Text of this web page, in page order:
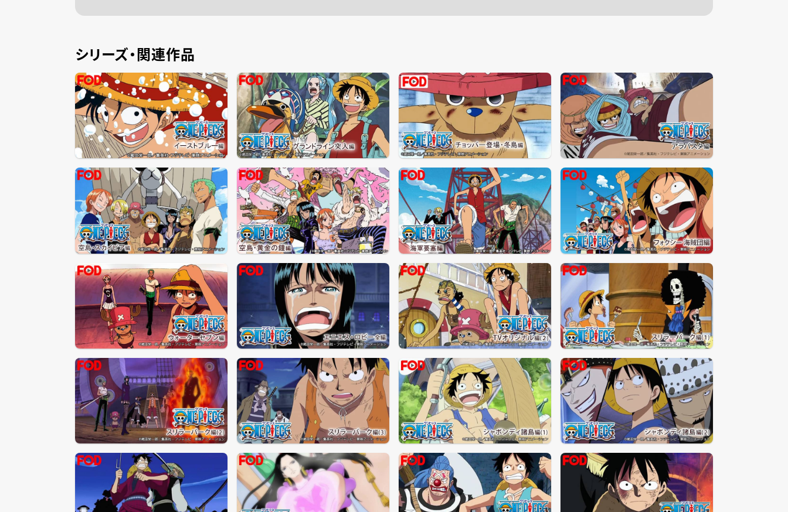
シリーズ・関連作品